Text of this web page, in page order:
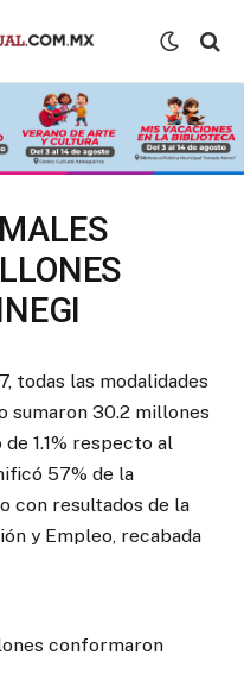
todas las modalidades
sumaron 30.2 millones
1.1% respecto al
57% de la
con resultados de la
y Empleo, recabada
conformaron